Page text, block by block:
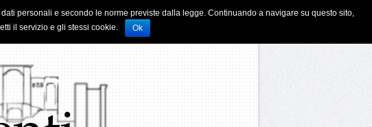
personali e secondo le norme previste dalla legge. Continuando a navigare su questo sito,
il servizio e gli stessi cookie.
Ok